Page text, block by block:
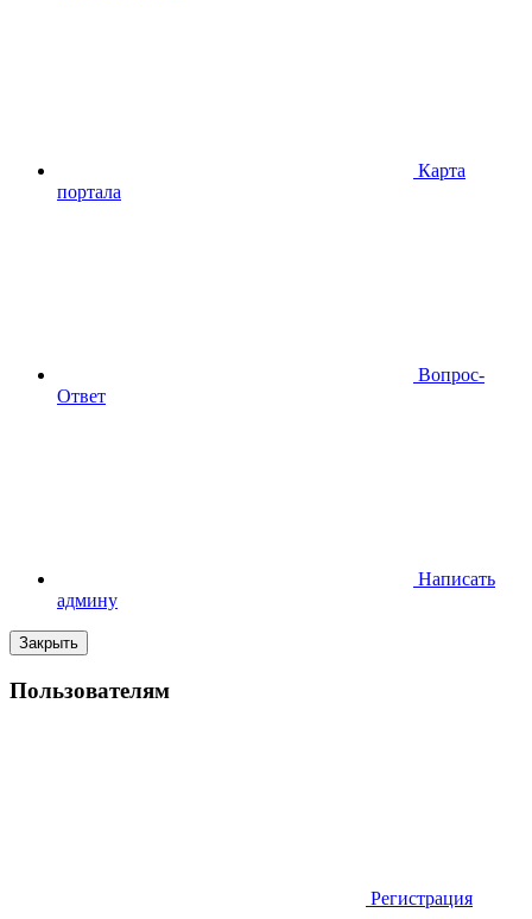
Карта
портала
Вопрос-
Ответ
Написать
админу
Закрыть
Пользователям
Регистрация